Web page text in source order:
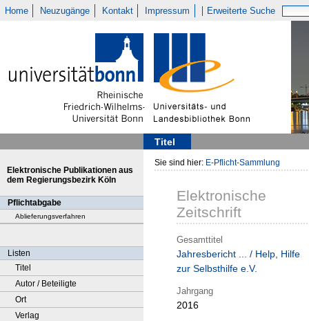
Home Neuzugänge Kontakt Impressum Erweiterte Suche
Titel
Elektronische Publikationen aus
dem Regierungsbezirk Köln
Pflichtabgabe
Ablieferungsverfahren
Listen
Titel
Autor / Beteiligte
Ort
Verlag
Sie sind hier: E-Pflicht-Sammlung
Elektronische
Zeitschrift
Gesamttitel
Jahresbericht ... / Help, Hilfe
zur Selbsthilfe e.V.
Jahrgang
2016